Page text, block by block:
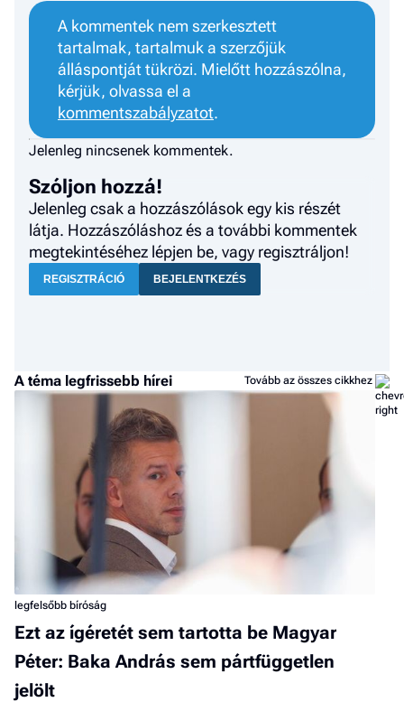
A kommentek nem szerkesztett
tartalmak, tartalmuk a szerzőjük
álláspontját tükrözi. Mielőtt hozzászólna,
kérjük, olvassa el a
kommentszabályzatot.
Jelenleg nincsenek kommentek.
Szóljon hozzá!
Jelenleg csak a hozzászólások egy kis részét
látja. Hozzászóláshoz és a további kommentek
megtekintéséhez lépjen be, vagy regisztráljon!
REGISZTRÁCIÓ BEJELENTKEZÉS
A téma legfrissebb hírei Tovább az összes cikkhez
legfelsőbb bíróság
Ezt az ígéretét sem tartotta be Magyar
Péter: Baka András sem pártfüggetlen
jelölt